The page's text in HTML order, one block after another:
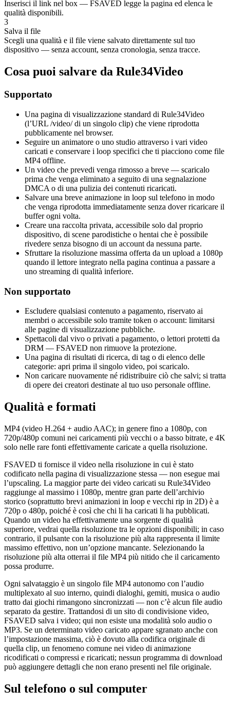
Inserisci il link nel box — FSAVED legge la pagina ed elenca le
qualità disponibili.
3
Salva il file
Scegli una qualità e il file viene salvato direttamente sul tuo
dispositivo — senza account, senza cronologia, senza tracce.
Cosa puoi salvare da Rule34Video
Supportato
Una pagina di visualizzazione standard di Rule34Video
(l’URL /video/ di un singolo clip) che viene riprodotta
pubblicamente nel browser.
Seguire un animatore o uno studio attraverso i vari video
caricati e conservare i loop specifici che ti piacciono come file
MP4 offline.
Un video che prevedi venga rimosso a breve — scaricalo
prima che venga eliminato a seguito di una segnalazione
DMCA o di una pulizia dei contenuti ricaricati.
Salvare una breve animazione in loop sul telefono in modo
che venga riprodotta immediatamente senza dover ricaricare il
buffer ogni volta.
Creare una raccolta privata, accessibile solo dal proprio
dispositivo, di scene parodistiche o hentai che è possibile
rivedere senza bisogno di un account da nessuna parte.
Sfruttare la risoluzione massima offerta da un upload a 1080p
quando il lettore integrato nella pagina continua a passare a
uno streaming di qualità inferiore.
Non supportato
Escludere qualsiasi contenuto a pagamento, riservato ai
membri o accessibile solo tramite token o account: limitarsi
alle pagine di visualizzazione pubbliche.
Spettacoli dal vivo o privati a pagamento, o lettori protetti da
DRM — FSAVED non rimuove la protezione.
Una pagina di risultati di ricerca, di tag o di elenco delle
categorie: apri prima il singolo video, poi scaricalo.
Non caricare nuovamente né ridistribuire ciò che salvi; si tratta
di opere dei creatori destinate al tuo uso personale offline.
Qualità e formati
MP4 (video H.264 + audio AAC); in genere fino a 1080p, con
720p/480p comuni nei caricamenti più vecchi o a basso bitrate, e 4K
solo nelle rare fonti effettivamente caricate a quella risoluzione.
FSAVED ti fornisce il video nella risoluzione in cui è stato
codificato nella pagina di visualizzazione stessa — non esegue mai
l’upscaling. La maggior parte dei video caricati su Rule34Video
raggiunge al massimo i 1080p, mentre gran parte dell’archivio
storico (soprattutto brevi animazioni in loop e vecchi rip in 2D) è a
720p o 480p, poiché è così che chi li ha caricati li ha pubblicati.
Quando un video ha effettivamente una sorgente di qualità
superiore, vedrai quella risoluzione tra le opzioni disponibili; in caso
contrario, il pulsante con la risoluzione più alta rappresenta il limite
massimo effettivo, non un’opzione mancante. Selezionando la
risoluzione più alta otterrai il file MP4 più nitido che il caricamento
possa produrre.
Ogni salvataggio è un singolo file MP4 autonomo con l’audio
multiplexato al suo interno, quindi dialoghi, gemiti, musica o audio
tratto dai giochi rimangono sincronizzati — non c’è alcun file audio
separato da gestire. Trattandosi di un sito di condivisione video,
FSAVED salva i video; qui non esiste una modalità solo audio o
MP3. Se un determinato video caricato appare sgranato anche con
l’impostazione massima, ciò è dovuto alla codifica originale di
quella clip, un fenomeno comune nei video di animazione
ricodificati o compressi e ricaricati; nessun programma di download
può aggiungere dettagli che non erano presenti nel file originale.
Sul telefono o sul computer